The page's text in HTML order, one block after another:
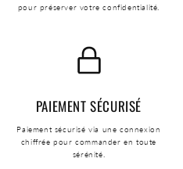
pour préserver votre confidentialité.
PAIEMENT SÉCURISÉ
Paiement sécurisé via une connexion
chiffrée pour commander en toute
sérénité.